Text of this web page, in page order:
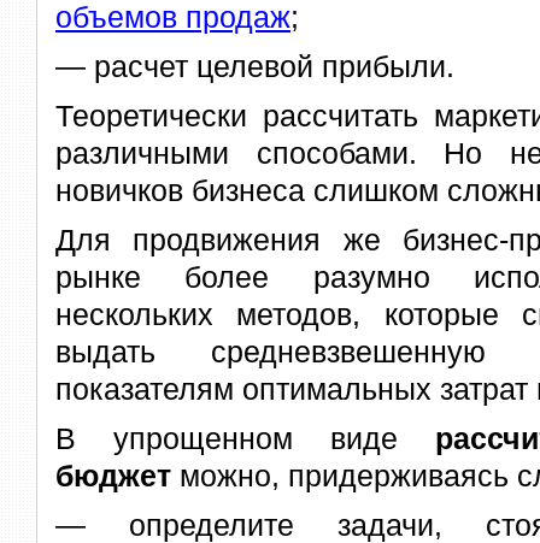
объемов продаж;
— расчет целевой прибыли.
Теоретически рассчитать
различными способами. Но
новичков бизнеса слишком
Для продвижения же бизнес-
рынке более разумно
нескольких методов, которые
выдать
показателям оптимальных затрат
В упрощенном виде
бюджет можно, придерживаясь
— определите задачи,